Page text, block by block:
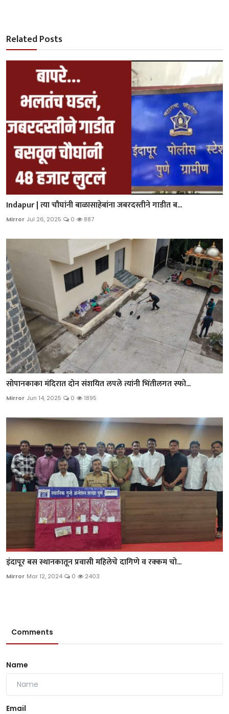
Related Posts
Indapur | त्या चौघांनी बाळासाहेबांना जबरदस्तीने गाडीत ब...
Mirror Jul 26, 2025 0 887
सोपानकाका मंदिरात दोन संशयित लपले त्यांनी भिंतीलगत स्फो...
Mirror Jun 14, 2025 0 1895
इंदापूर बस स्थानकातून प्रवासी महिलेचे दागिणे व रक्कम चो...
Mirror Mar 12, 2024 0 2403
Comments
Name
Email